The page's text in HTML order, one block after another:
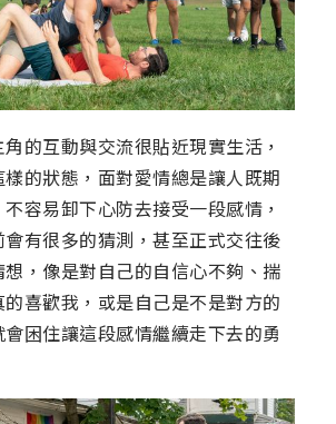
角的互動與交流很貼近現實生活，
的狀態，面對愛情總是讓人既期
容易卸下心防去接受一段感情，
有很多的猜測，甚至正式交往後
，像是對自己的自信心不夠、揣
喜歡我，或是自己是不是對方的
困住讓這段感情繼續走下去的勇